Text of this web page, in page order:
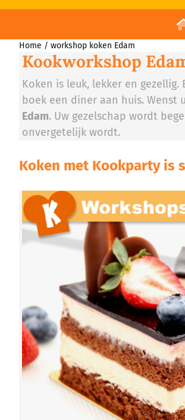
Home / workshop koken Edam
Kookworkshop
Koken is leuk, lekker en
boek een diner aan huis.
Edam. Uw gezelschap wordt
onvergetelijk wordt.
Koken met Kookparty is